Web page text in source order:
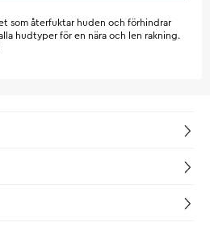
som återfuktar huden och förhindrar
hudtyper för en nära och len rakning.